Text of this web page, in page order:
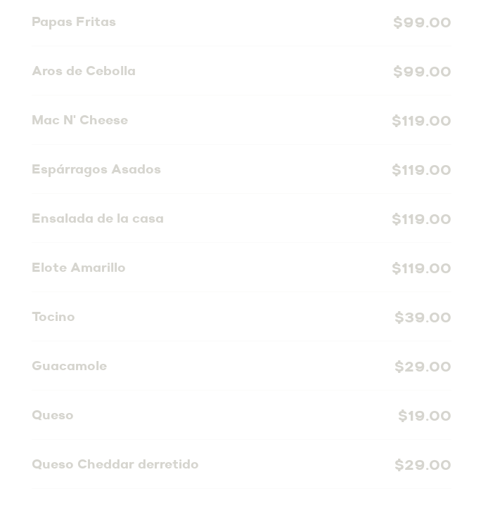
Papas Fritas $99.00
Aros de Cebolla $99.00
Mac N' Cheese $119.00
Espárragos Asados $119.00
Ensalada de la casa $119.00
Elote Amarillo $119.00
Tocino $39.00
Guacamole $29.00
Queso $19.00
Queso Cheddar derretido $29.00